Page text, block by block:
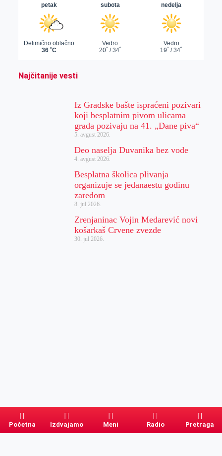
Najčitanije vesti
Iz Gradske bašte ispraćeni pozivari
koji besplatnim pivom ulicama
grada pozivaju na 41. „Dane piva“
5. avgust 2026.
Deo naselja Duvanika bez vode
4. avgust 2026.
Besplatna školica plivanja
organizuje se jedanaestu godinu
zaredom
8. jul 2026.
Zrenjaninac Vojin Medarević novi
košarkaš Crvene zvezde
30. jul 2026.
Početna Izdvajamo Meni Radio Pretraga